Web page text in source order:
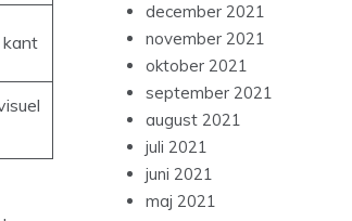
december 2021
november 2021
oktober 2021
september 2021
august 2021
juli 2021
juni 2021
maj 2021